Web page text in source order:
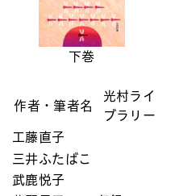
下巻
作者・筆者名
光村ライ
ブラリー
工藤直子
三井ふたばこ
武鹿悦子